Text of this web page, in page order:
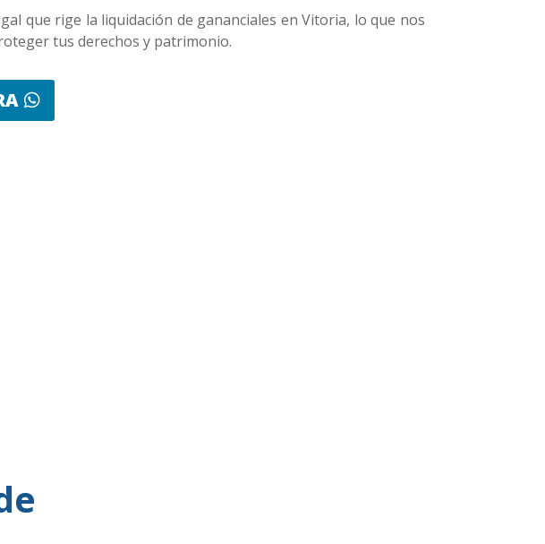
que rige la liquidación de gananciales en Vitoria, lo que nos
tus derechos y patrimonio.